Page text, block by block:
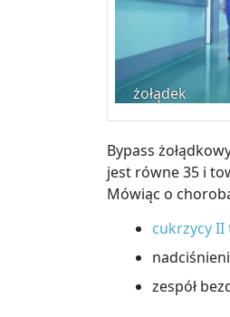
żołądek
Bypass
jest równe 35 i
Mówiąc o
cukrzycy II
zespół